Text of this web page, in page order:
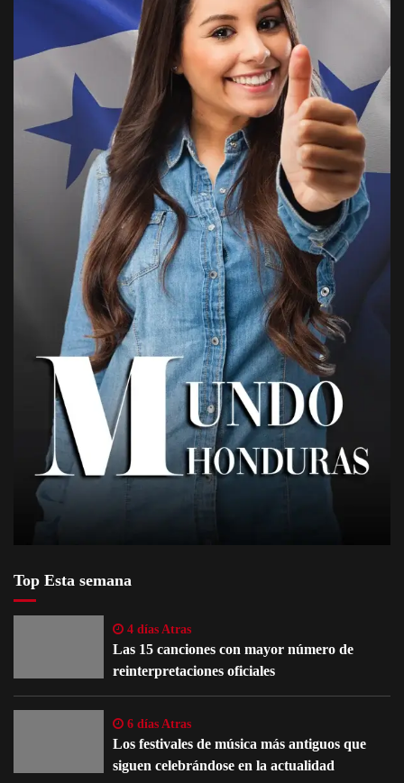
Top Esta semana
4 días Atras
Las 15 canciones con mayor número de
reinterpretaciones oficiales
6 días Atras
Los festivales de música más antiguos que
siguen celebrándose en la actualidad